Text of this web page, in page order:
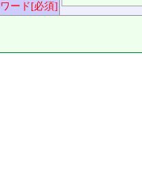
ワード[必須]